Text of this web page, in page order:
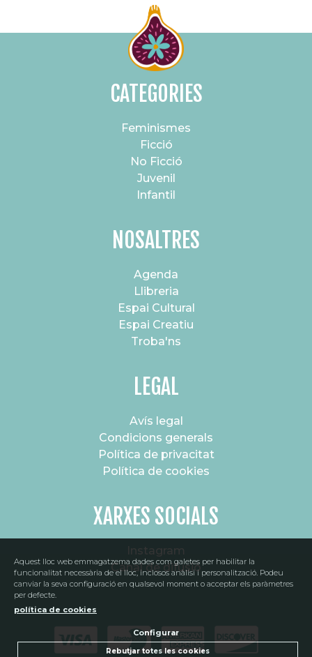
CATEGORIES
Feminismes
Ficció
No Ficció
Juvenil
Infantil
NOSALTRES
Agenda
Llibreria
Espai Cultural
Espai Creatiu
Troba'ns
LEGAL
Avís legal
Condicions generals
Política de privacitat
Política de cookies
XARXES SOCIALS
Instagram
Canal de difusió
Aquest lloc web emmagatzema dades com galetes per habilitar la
funcionalitat necessària de el lloc, inclosos anàlisi i personalització. Podeu
canviar la seva configuració en qualsevol moment o acceptar els paràmetres
per defecte.
política de cookies
Configurar
Rebutjar totes les cookies
SUBSCRIU-TE AL NOSTRE BUTLLETÍ
He llegit, comprenc i accepto lapolítica de privacitat